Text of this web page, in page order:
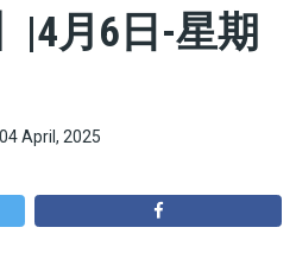
|4月6日-星期
04 April, 2025